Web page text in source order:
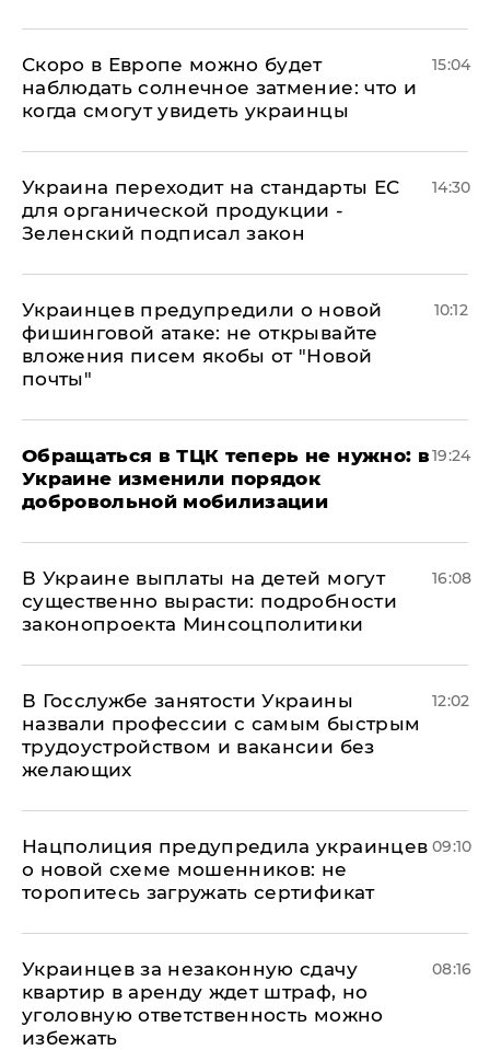
Скоро в Европе можно будет
наблюдать солнечное затмение: что и
когда смогут увидеть украинцы
15:04
Украина переходит на стандарты ЕС
для органической продукции -
Зеленский подписал закон
14:30
Украинцев предупредили о новой
фишинговой атаке: не открывайте
вложения писем якобы от "Новой
почты"
10:12
Обращаться в ТЦК теперь не нужно: в
Украине изменили порядок
добровольной мобилизации
19:24
В Украине выплаты на детей могут
существенно вырасти: подробности
законопроекта Минсоцполитики
16:08
В Госслужбе занятости Украины
назвали профессии с самым быстрым
трудоустройством и вакансии без
желающих
12:02
Нацполиция предупредила украинцев
о новой схеме мошенников: не
торопитесь загружать сертификат
09:10
Украинцев за незаконную сдачу
квартир в аренду ждет штраф, но
уголовную ответственность можно
избежать
08:16